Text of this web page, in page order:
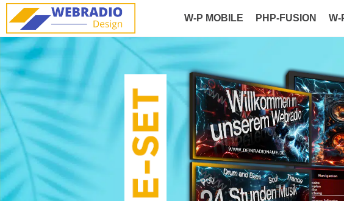
W-P MOBILE PHP-FUSION W-